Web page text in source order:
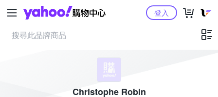
Yahoo購物中心登入
Christophe Robin